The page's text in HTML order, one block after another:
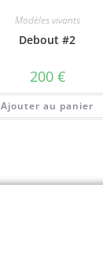
Modèles vivants
Debout #2
200 €
Ajouter au panier